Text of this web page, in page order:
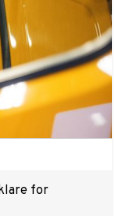
for